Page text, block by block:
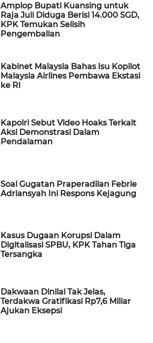
Amplop Bupati Kuansing untuk
Raja Juli Diduga Berisi 14.000 SGD,
KPK Temukan Selisih
Pengembalian
Kabinet Malaysia Bahas Isu Kopilot
Malaysia Airlines Pembawa Ekstasi
ke RI
Kapolri Sebut Video Hoaks Terkait
Aksi Demonstrasi Dalam
Pendalaman
Soal Gugatan Praperadilan Febrie
Adriansyah Ini Respons Kejagung
Kasus Dugaan Korupsi Dalam
Digitalisasi SPBU, KPK Tahan Tiga
Tersangka
Dakwaan Dinilai Tak Jelas,
Terdakwa Gratifikasi Rp7,6 Miliar
Ajukan Eksepsi